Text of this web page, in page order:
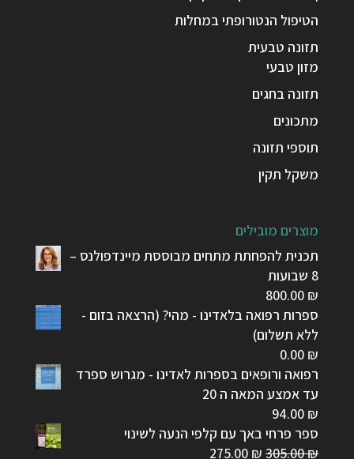
הטיפול הנטורופתי במחלות
תזונה טבעית
מזון טבעי
תזונה בחגים
מתכונים
תוספי תזונה
משקל תקין
מוצרים מובילים
תכנית להפחתת מתחים מבוססת מיינדפולנס –
8 שבועות
800.00 ₪
ספרות רפואה בלאדינו - מהי? (הרצאה בזום -
ללא תשלום)
0.00 ₪
רפואה ורופאים בספרות לאדינו - מגרוש ספרד
עד אמצע המאה ה 20
94.00 ₪
ספר פרחי באך עם קלפי הנעה לשינוי
305.00₪ המחיר
275.00 ₪ המחיר